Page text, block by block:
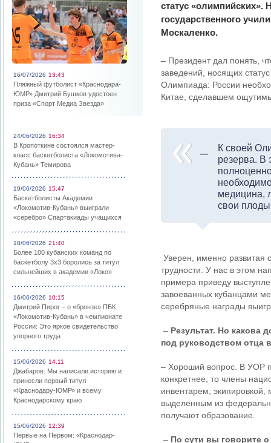
16/07/2026 13:43
Пляжный футболист «Краснодара-
ЮМР» Дмитрий Бушков удостоен
приза «Спорт Медиа Звезда»
24/06/2026 16:34
В Кропоткине состоялся мастер-
класс баскетболиста «Локомотива-
Кубань» Темирова
19/06/2026 15:47
Баскетболисты Академии
«Локомотив-Кубань» выиграли
«серебро» Спартакиады учащихся
18/06/2026 21:40
Более 100 кубанских команд по
баскетболу 3х3 боролись за титул
сильнейших в академии «Локо»
16/06/2026 10:15
Дмитрий Пирог – о «бронзе» ПБК
«Локомотив-Кубань» в чемпионате
России: Это яркое свидетельство
упорного труда
15/06/2026 14:11
Джабаров: Мы написали историю и
принесли первый титул
«Краснодару-ЮМР» и всему
Краснодарскому краю
15/06/2026 12:39
Первые на Первом: «Краснодар-
статус «олимпийских».
государственного
Москаленко.
– Президент дал понять,
заведений, носящих
Олимпиада: России
Китае, сделавшем
К своей
резерва. В
медицина,
свои
Уверен, именно развитая
трудности. У нас в этом
примера приведу
завоеванных кубанцами
серебряные награды
– Результат. Но какова
под руководством отца
– Хороший вопрос. В УОР
конкретнее, то члены
инвентарем,
выделенным из
получают образование.
– По сути вы говорите